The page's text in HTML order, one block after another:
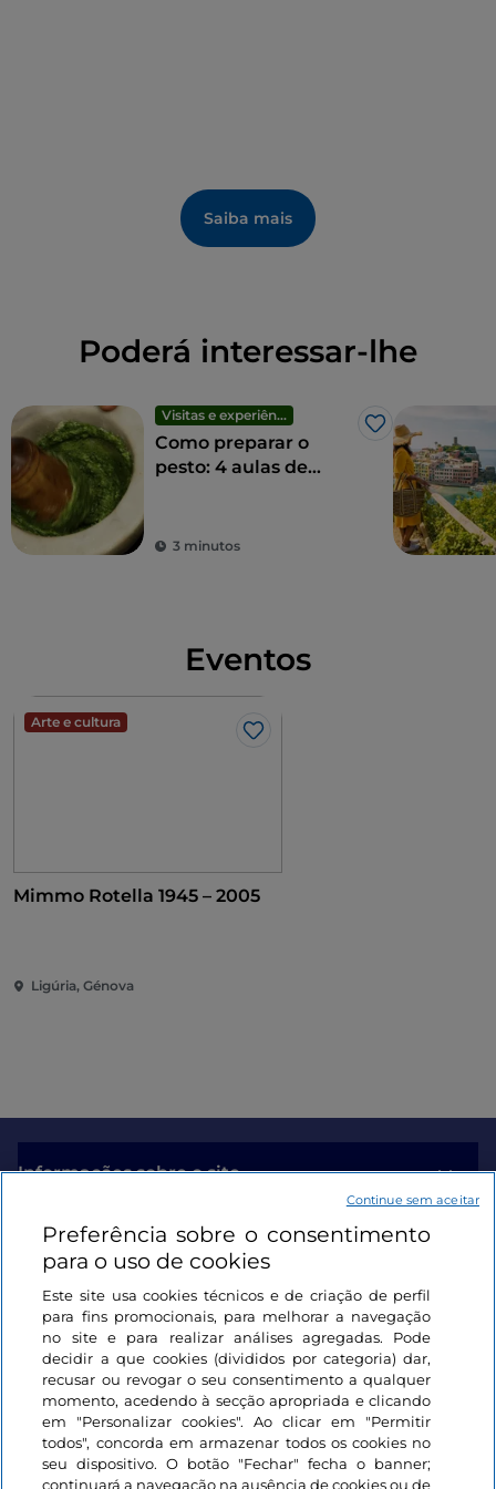
Saiba mais
Poderá interessar-lhe
Visitas e experiências
Gosto
Como preparar o
pesto: 4 aulas de
3 minutos
Eventos
Arte e cultura
Gosto
Mimmo Rotella 1945 – 2005
Ligúria, Génova
Informações sobre o site
Ligações úteis
Iniciar sessão
Mantenha-se em contacto
Preferência sobre o consentimento
para o uso de cookies
Este site usa cookies técnicos e de criação de perfil
para fins promocionais, para melhorar a navegação
no site e para realizar análises agregadas. Pode
decidir a que cookies (divididos por categoria) dar,
recusar ou revogar o seu consentimento a qualquer
momento, acedendo à secção apropriada e clicando
em "Personalizar cookies". Ao clicar em "Permitir
todos", concorda em armazenar todos os cookies no
seu dispositivo. O botão "Fechar" fecha o banner;
continuará a navegação na ausência de cookies ou de
Continue sem aceitar